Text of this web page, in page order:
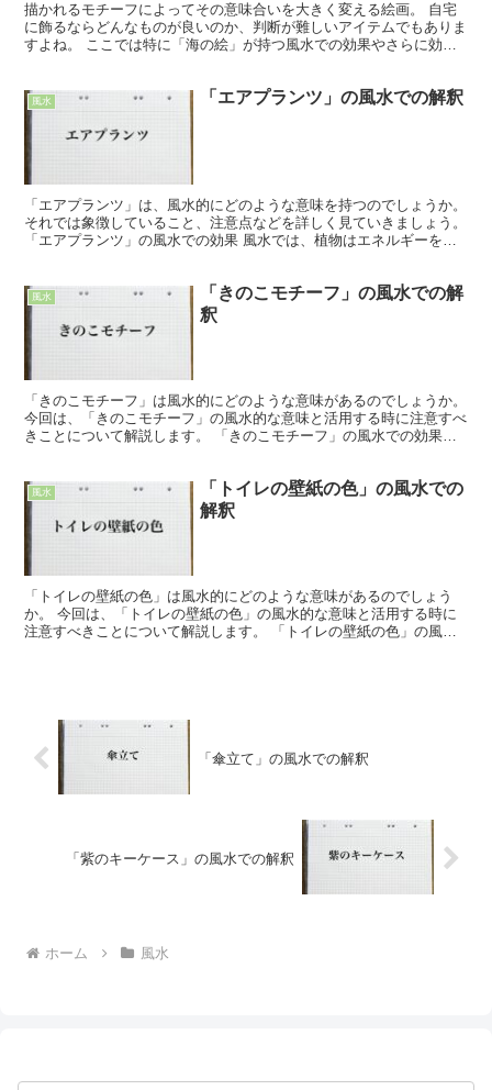
描かれるモチーフによってその意味合いを大きく変える絵画。 自宅
に飾るならどんなものが良いのか、判断が難しいアイテムでもありま
すよね。 ここでは特に「海の絵」が持つ風水での効果やさらに効果
風水 「エアプランツ」の風水での解釈
「エアプランツ」は、風水的にどのような意味を持つのでしょうか。
それでは象徴していること、注意点などを詳しく見ていきましょう。
「エアプランツ」の風水での効果 風水では、植物はエネルギーを調
風水
「きのこモチーフ」の風水での解
釈
「きのこモチーフ」は風水的にどのような意味があるのでしょうか。
今回は、「きのこモチーフ」の風水的な意味と活用する時に注意すべ
きことについて解説します。 「きのこモチーフ」の風水での効果
風水
「トイレの壁紙の色」の風水での
解釈
「トイレの壁紙の色」は風水的にどのような意味があるのでしょう
か。 今回は、「トイレの壁紙の色」の風水的な意味と活用する時に
注意すべきことについて解説します。 「トイレの壁紙の色」の風水
「傘立て」の風水での解釈
「紫のキーケース」の風水での解釈
ホーム 風水